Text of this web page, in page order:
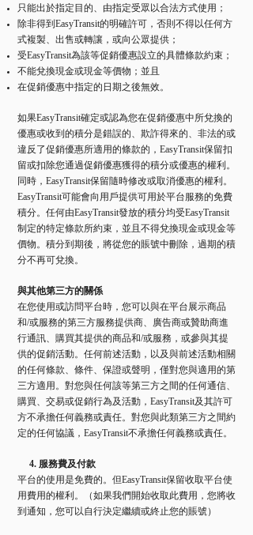
只能出於指定目的、由指定受眾以合法方式使用；
除非得到EasyTransit的明確許可，否則不得以任何方
式複製、出售或轉讓，或向公眾提供；
受EasyTransit為該等促銷優惠設立的具體條款約束；
不能兌換現金或現金等價物；並且
在促銷優惠中指定的日期之後無效。
如果EasyTransit確定或認為您在促銷優惠中所兌換的
優惠或收到的積分是錯誤的、欺詐得來的、非法的或
違反了促銷優惠所適用的條款的，EasyTransit保留扣
留或扣除您通過促銷優惠獲得的積分或優惠的權利。
同時，EasyTransit保留隨時修改或取消優惠的權利。
EasyTransit可能會向用戶提供可用於平台服務的免費
積分。任何由EasyTransit發放的積分均受EasyTransit
制定的特定條款所約束，並且不得兌換現金或現金等
價物。積分到期後，將從您的賬號中刪除，過期的積
分不再可兌換。
與其他第三方的關係
在您使用或訪問平台時，您可以與在平台展示商品
和/或服務的第三方服務提供商、廣告商或贊助商進
行通訊、購買其提供的商品和/或服務，或參與其提
供的促銷活動。任何前述活動，以及與前述活動相關
的任何條款、條件、保證或聲明，僅對您與適用的第
三方適用。對您與任何該等第三方之間的任何通信、
購買、交易或促銷行為及活動，EasyTransit及其許可
方不承擔任何義務或責任。對您與此類第三方之間約
定的任何協議，EasyTransit不承擔任何義務或責任。
4. 服務費及付款
平台的使用是免費的。但EasyTransit保留收取平台使
用費用的權利。（如果我們開始收取此費用，您將收
到通知，您可以自行決定繼續或終止您的賬號）